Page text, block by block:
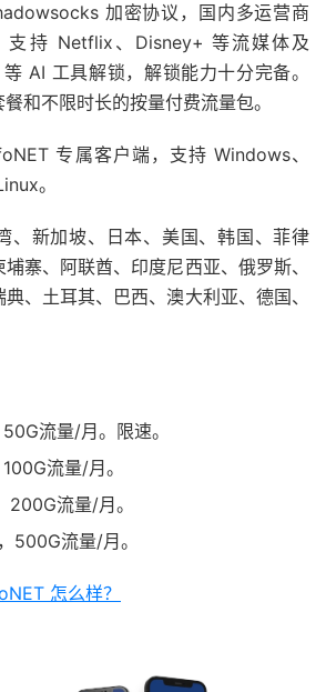
加密协议，国内多运营商
支持 Netflix、Disney+ 等流媒体及
AI 工具解锁，解锁能力十分完备。
和不限时长的按量付费流量包。
专属客户端，支持 Windows、
。
、新加坡、日本、美国、韩国、菲律
寨、阿联酋、印度尼西亚、俄罗斯、
、土耳其、巴西、澳大利亚、德国、
流量/月。限速。
流量/月。
200G流量/月。
500G流量/月。
怎么样？